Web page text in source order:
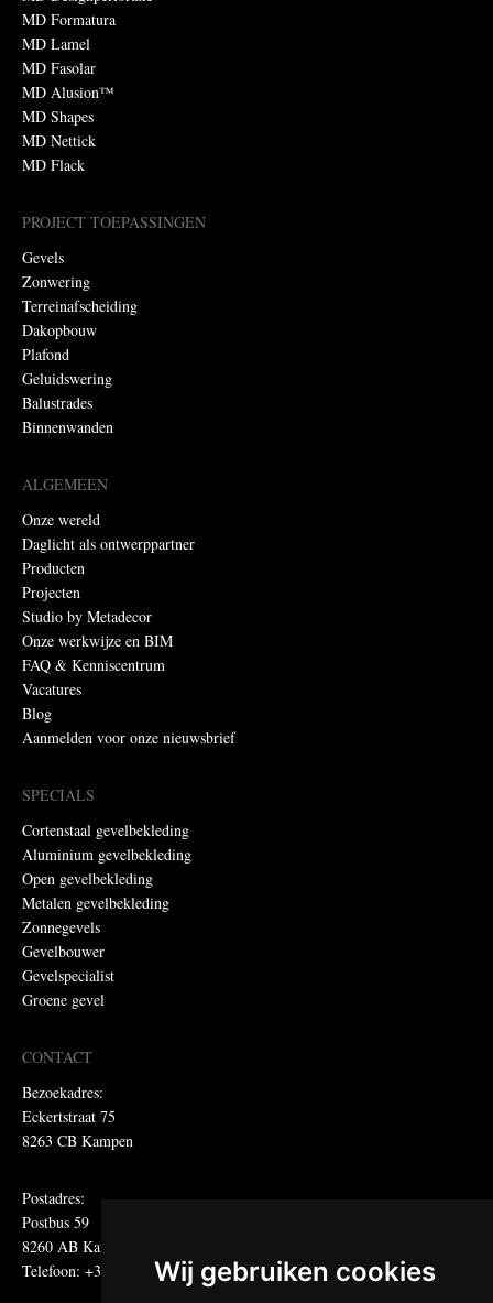
Wij gebruiken cookies
MD Formatura
MD Lamel
MD Fasolar
MD Alusion™
MD Shapes
MD Nettick
MD Flack
PROJECT TOEPASSINGEN
Gevels
Zonwering
Terreinafscheiding
Dakopbouw
Plafond
Geluidswering
Balustrades
Binnenwanden
ALGEMEEN
Onze wereld
Daglicht als ontwerppartner
Producten
Projecten
Studio by Metadecor
Onze werkwijze en BIM
FAQ & Kenniscentrum
Vacatures
Blog
Aanmelden voor onze nieuwsbrief
SPECIALS
Cortenstaal gevelbekleding
Aluminium gevelbekleding
Open gevelbekleding
Metalen gevelbekleding
Zonnegevels
Gevelbouwer
Gevelspecialist
Groene gevel
CONTACT
Bezoekadres:
Eckertstraat 75
8263 CB Kampen
Postadres:
Postbus 59
8260 AB Kampen
Telefoon: +31 (0)38 331 81 81